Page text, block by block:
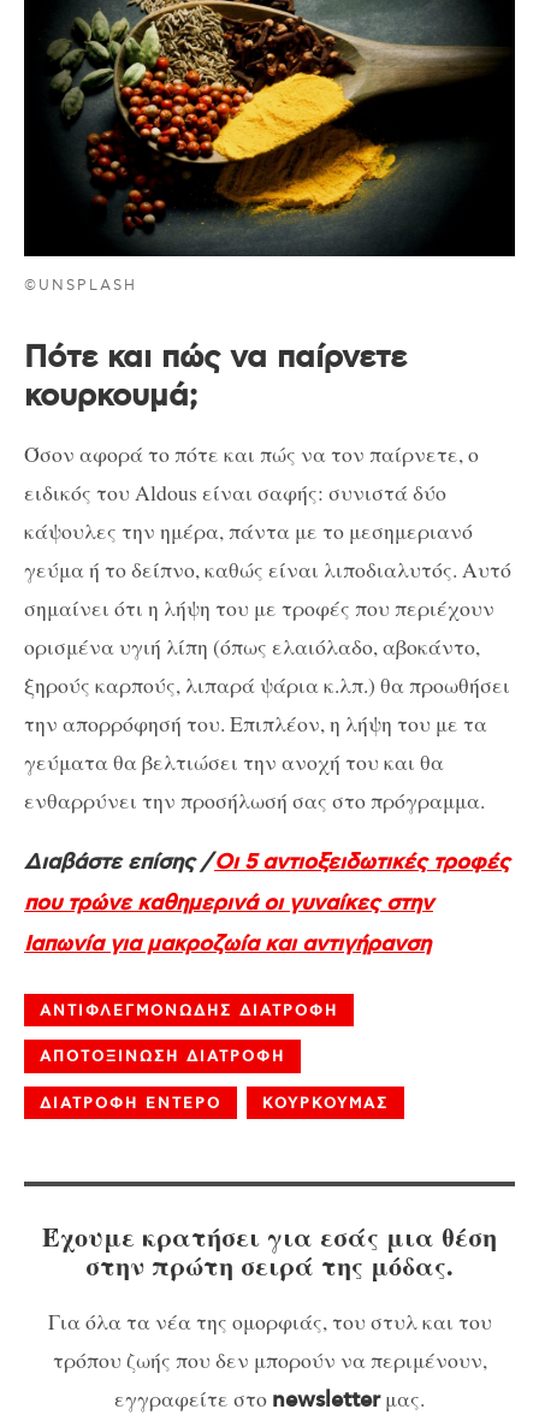
©UNSPLASH
Πότε και πώς να παίρνετε
κουρκουμά;
Όσον αφορά το πότε και πώς να τον παίρνετε, ο
ειδικός του Aldous είναι σαφής: συνιστά δύο
κάψουλες την ημέρα, πάντα με το μεσημεριανό
γεύμα ή το δείπνο, καθώς είναι λιποδιαλυτός. Αυτό
σημαίνει ότι η λήψη του με τροφές που περιέχουν
ορισμένα υγιή λίπη (όπως ελαιόλαδο, αβοκάντο,
ξηρούς καρπούς, λιπαρά ψάρια κ.λπ.) θα προωθήσει
την απορρόφησή του. Επιπλέον, η λήψη του με τα
γεύματα θα βελτιώσει την ανοχή του και θα
ενθαρρύνει την προσήλωσή σας στο πρόγραμμα.
Διαβάστε επίσης /Οι 5 αντιοξειδωτικές τροφές
που τρώνε καθημερινά οι γυναίκες στην
Ιαπωνία για μακροζωία και αντιγήρανση
ΑΝΤΙΦΛΕΓΜΟΝΩΔΗΣ ΔΙΑΤΡΟΦΗ
ΑΠΟΤΟΞΙΝΩΣΗ ΔΙΑΤΡΟΦΗ
ΔΙΑΤΡΟΦΗ ΕΝΤΕΡΟ ΚΟΥΡΚΟΥΜΑΣ
Έχουμε κρατήσει για εσάς μια θέση
στην πρώτη σειρά της μόδας.
Για όλα τα νέα της ομορφιάς, του στυλ και του
τρόπου ζωής που δεν μπορούν να περιμένουν,
εγγραφείτε στο newsletterμας.